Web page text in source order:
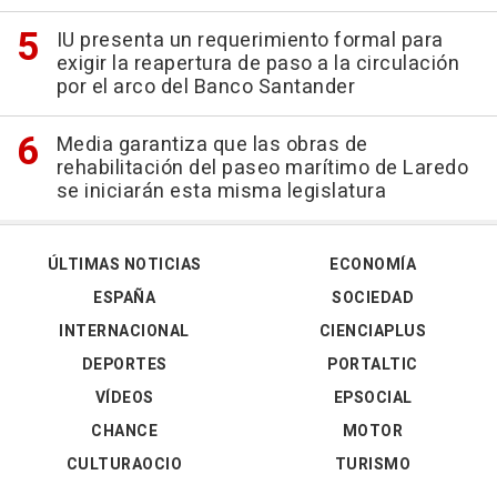
IU presenta un requerimiento formal para
exigir la reapertura de paso a la circulación
por el arco del Banco Santander
Media garantiza que las obras de
rehabilitación del paseo marítimo de Laredo
se iniciarán esta misma legislatura
ÚLTIMAS NOTICIAS
ESPAÑA
INTERNACIONAL
DEPORTES
VÍDEOS
ECONOMÍA
SOCIEDAD
CIENCIAPLUS
PORTALTIC
EPSOCIAL
CHANCE
CULTURAOCIO
MOTOR
TURISMO